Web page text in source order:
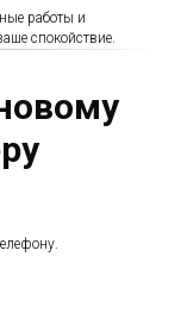
работы и
спокойствие.